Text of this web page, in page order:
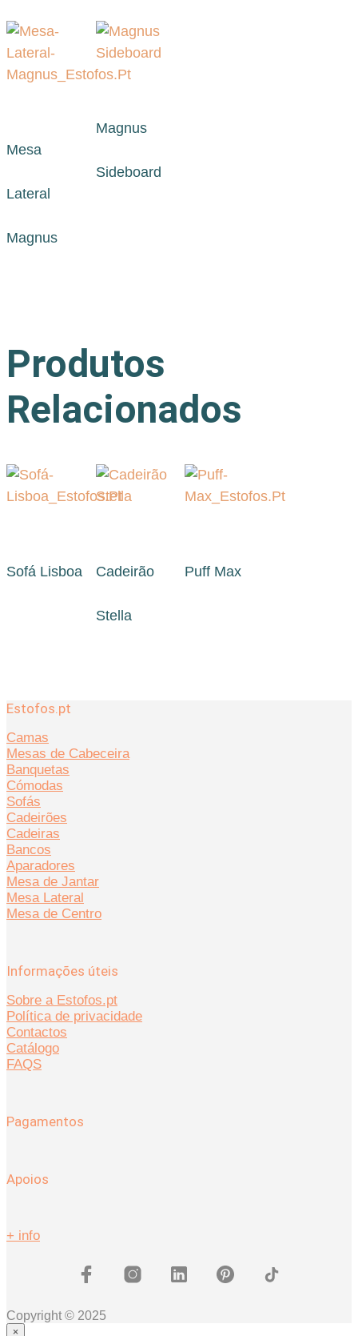
Mesa
Lateral
Magnus
Magnus
Sideboard
Produtos
Relacionados
Sofá Lisboa Cadeirão
Stella
Puff Max
Estofos.pt
Camas
Mesas de Cabeceira
Banquetas
Cómodas
Sofás
Cadeirões
Cadeiras
Bancos
Aparadores
Mesa de Jantar
Mesa Lateral
Mesa de Centro
Informações úteis
Sobre a Estofos.pt
Política de privacidade
Contactos
Catálogo
FAQS
Pagamentos
Apoios
+ info
Copyright © 2025
×